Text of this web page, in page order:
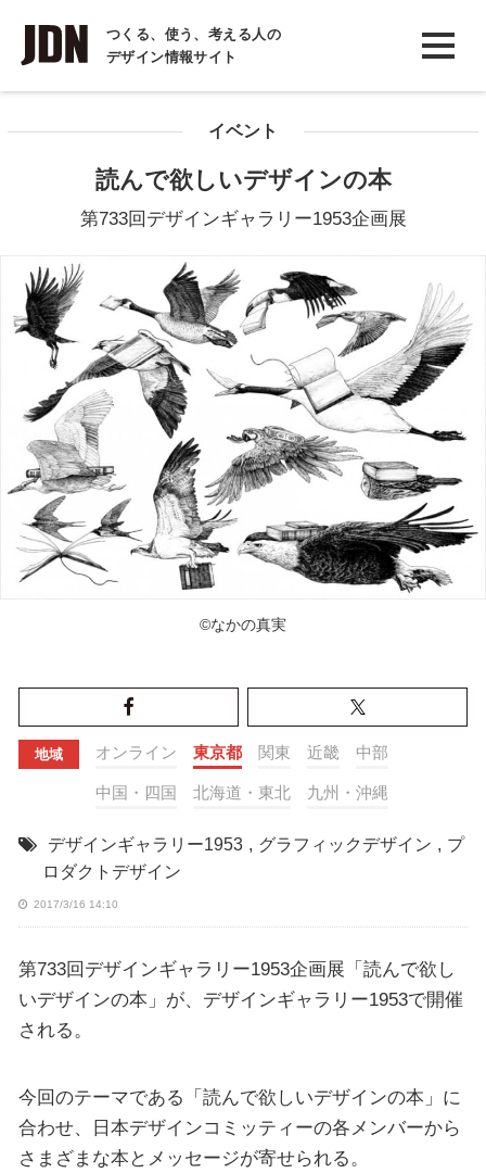
つくる、使う、考える人の
デザイン情報サイト
INTERVIEW
インタビュー
COLUMN
イベント
読んで欲しいデザインの本
第733回デザインギャラリー1953企画展
©なかの真実
地域 オンライン 東京都 関東 近畿 中部
中国・四国 北海道・東北 九州・沖縄
デザインギャラリー1953 , グラフィックデザイン , プ
ロダクトデザイン
2017/3/16 14:10
第733回デザインギャラリー1953企画展「読んで欲し
いデザインの本」が、デザインギャラリー1953で開催
される。
今回のテーマである「読んで欲しいデザインの本」に
合わせ、日本デザインコミッティーの各メンバーから
さまざまな本とメッセージが寄せられる。